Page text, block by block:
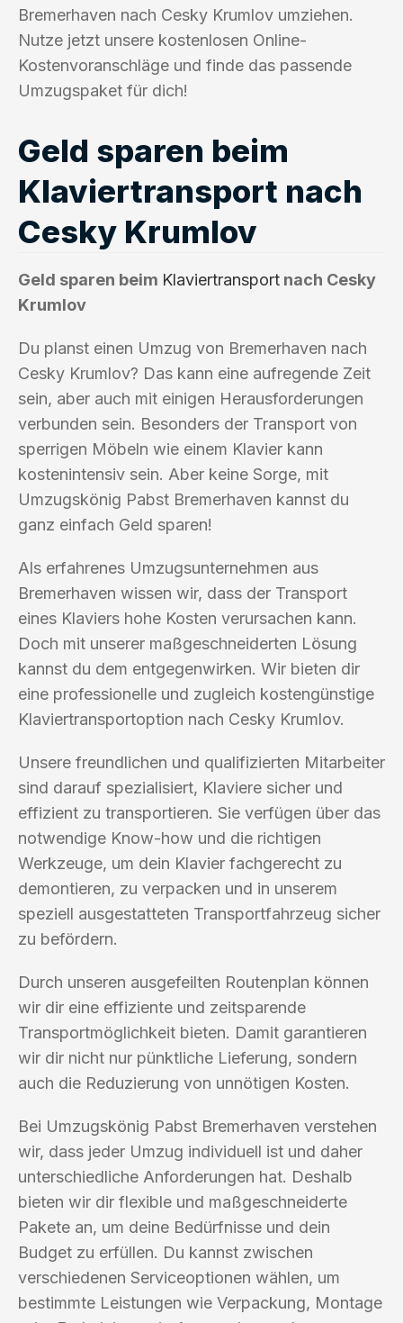
Bremerhaven nach Cesky Krumlov umziehen.
Nutze jetzt unsere kostenlosen Online-
Kostenvoranschläge und finde das passende
Umzugspaket für dich!
Geld sparen beim
Klaviertransport nach
Cesky Krumlov
Geld sparen beim Klaviertransport nach Cesky
Krumlov
Du planst einen Umzug von Bremerhaven nach
Cesky Krumlov? Das kann eine aufregende Zeit
sein, aber auch mit einigen Herausforderungen
verbunden sein. Besonders der Transport von
sperrigen Möbeln wie einem Klavier kann
kostenintensiv sein. Aber keine Sorge, mit
Umzugskönig Pabst Bremerhaven kannst du
ganz einfach Geld sparen!
Als erfahrenes Umzugsunternehmen aus
Bremerhaven wissen wir, dass der Transport
eines Klaviers hohe Kosten verursachen kann.
Doch mit unserer maßgeschneiderten Lösung
kannst du dem entgegenwirken. Wir bieten dir
eine professionelle und zugleich kostengünstige
Klaviertransportoption nach Cesky Krumlov.
Unsere freundlichen und qualifizierten Mitarbeiter
sind darauf spezialisiert, Klaviere sicher und
effizient zu transportieren. Sie verfügen über das
notwendige Know-how und die richtigen
Werkzeuge, um dein Klavier fachgerecht zu
demontieren, zu verpacken und in unserem
speziell ausgestatteten Transportfahrzeug sicher
zu befördern.
Durch unseren ausgefeilten Routenplan können
wir dir eine effiziente und zeitsparende
Transportmöglichkeit bieten. Damit garantieren
wir dir nicht nur pünktliche Lieferung, sondern
auch die Reduzierung von unnötigen Kosten.
Bei Umzugskönig Pabst Bremerhaven verstehen
wir, dass jeder Umzug individuell ist und daher
unterschiedliche Anforderungen hat. Deshalb
bieten wir dir flexible und maßgeschneiderte
Pakete an, um deine Bedürfnisse und dein
Budget zu erfüllen. Du kannst zwischen
verschiedenen Serviceoptionen wählen, um
bestimmte Leistungen wie Verpackung, Montage